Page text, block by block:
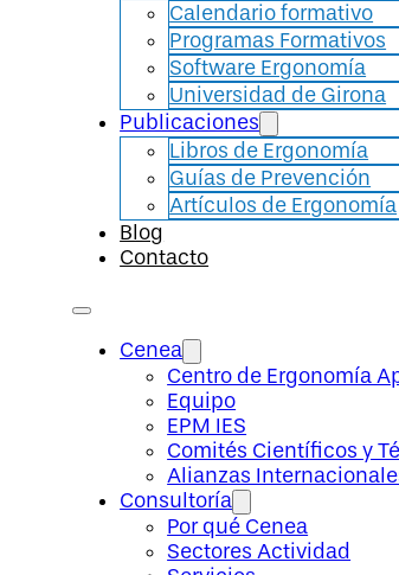
Calendario formativo
Programas Formativos
Software Ergonomía
Universidad de Girona
Publicaciones
Libros de Ergonomía
Guías de Prevención
Artículos de Ergonomía
Blog
Contacto
Cenea
Centro de Ergonomía
Equipo
EPM IES
Comités Científicos y
Alianzas
Consultoría
Por qué Cenea
Sectores Actividad